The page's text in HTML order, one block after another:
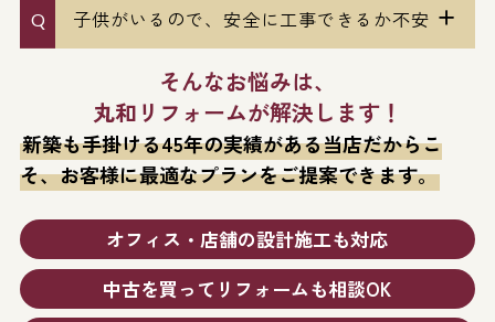
子供がいるので、安全に工事できるか不安
そんなお悩みは、
丸和リフォームが解決します！
新築も手掛ける45年の実績がある当店だからこ
そ、お客様に最適なプランをご提案できます。
オフィス・店舗の設計施工も対応
中古を買ってリフォームも相談OK